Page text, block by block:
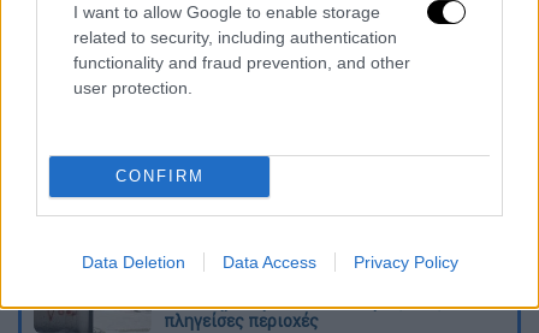
I want to allow Google to enable storage
related to security, including authentication
functionality and fraud prevention, and other
user protection.
CONFIRM
Data Deletion Data Access Privacy Policy
Διαβάστε ακόμη
Η «μαύρη» καταγραφή των πυρκαγιών: 118
Ολοκληρώθηκαν 325 αυτοψίες στις
πληγείσες περιοχές